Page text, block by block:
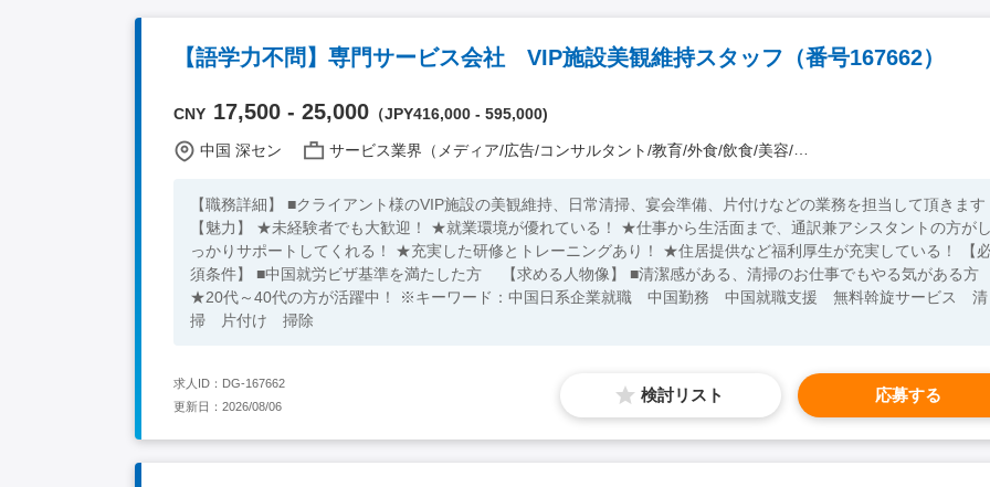
【語学力不問】専門サービス会社 VIP施設美観維持スタッフ（番号167662）
CNY 17,500 - 25,000 （JPY416,000 - 595,000)
中国 深セン サービス業界（メディア/広告/コンサルタント/教育/外食/飲食/美容/娯楽/士業 他）
【職務詳細】 ■クライアント様のVIP施設の美観維持、日常清掃、宴会準備、片付けなどの業務を担当して頂きます
【魅力】 ★未経験者でも大歓迎！ ★就業環境が優れている！ ★仕事から生活面まで、通訳兼アシスタントの方が
っかりサポートしてくれる！ ★充実した研修とトレーニングあり！ ★住居提供など福利厚生が充実している！ 【必
須条件】 ■中国就労ビザ基準を満たした方 【求める人物像】 ■清潔感がある、清掃のお仕事でもやる気がある方
★20代～40代の方が活躍中！ ※キーワード：中国日系企業就職 中国勤務 中国就職支援 無料斡旋サービス 清
掃 片付け 掃除
検討リスト 応募する
求人ID：DG-167662
更新日：2026/08/06